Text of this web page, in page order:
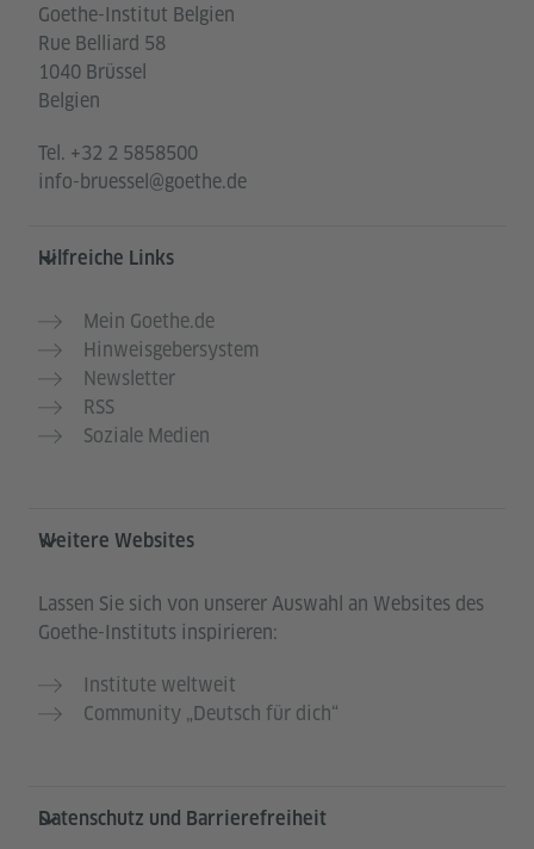
Goethe-Institut Belgien
Rue Belliard 58
1040 Brüssel
Belgien
Tel. +32 2 5858500
info-bruessel@goethe.de
Hilfreiche Links
Mein Goethe.de
Hinweisgebersystem
Newsletter
RSS
Soziale Medien
Weitere Websites
Lassen Sie sich von unserer Auswahl an Websites des
Goethe-Instituts inspirieren:
Institute weltweit
Community „Deutsch für dich“
Datenschutz und Barrierefreiheit